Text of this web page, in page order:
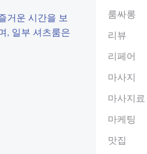
거운 시간을 보
, 일부 셔츠룸은
룸싸롱
리뷰
리페어
마사지
마사지료
마케팅
맛집